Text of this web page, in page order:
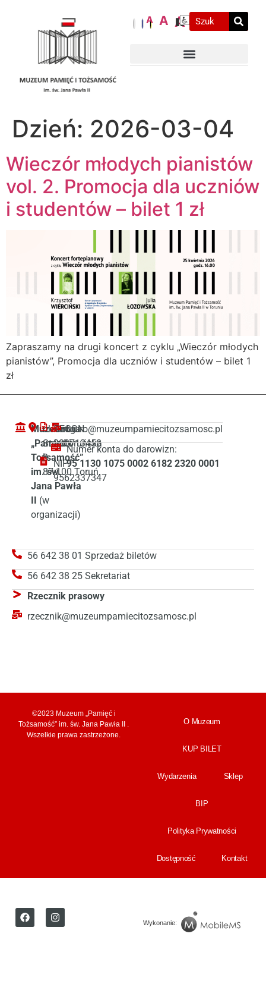
A A A
Dzień: 2026-03-04
Wieczór młodych pianistów
vol. 2. Promocja dla uczniów
i studentów – bilet 1 zł
Zapraszamy na drugi koncert z cyklu „Wieczór młodych
pianistów”, Promocja dla uczniów i studentów – bilet 1
zł
Muzeum
„Pamięć i
Tożsamość”
im. św.
Jana Pawła
II (w
organizacji)
ul. Droga
Starotoruńska
3
87-100 Toruń
REGON:
380713458
NIP:
9562337347
biuro@muzeumpamiecitozsamosc.pl
Numer konta do darowizn:
95 1130 1075 0002 6182 2320 0001
56 642 38 01 Sprzedaż biletów
56 642 38 25 Sekretariat
Rzecznik prasowy
rzecznik@muzeumpamiecitozsamosc.pl
©2023 Muzeum „Pamięć i
Tożsamość” im. św. Jana Pawła II .
Wszelkie prawa zastrzeżone.
O Muzeum
KUP BILET
Wydarzenia Sklep
BIP
Polityka Prywatności
Dostępność Kontakt
Wykonanie: